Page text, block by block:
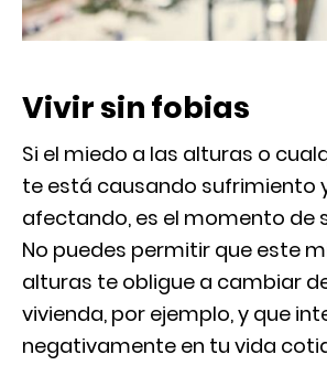
Vivir sin fobias
Si el miedo a las alturas o
te está causando sufrimiento
afectando, es el momento de
No puedes permitir que este
alturas te obligue a cambiar
vivienda, por ejemplo, y que
negativamente en tu vida